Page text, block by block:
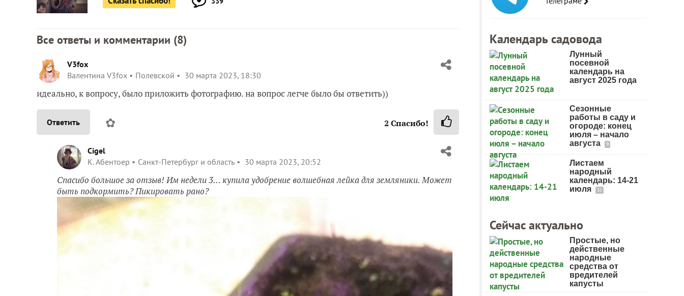
Все ответы и комментарии (8)
V3fox
Валентина V3fox
Полевской 30 марта 2023, 18:30
идеально, к вопросу, было приложить фотографию. на вопрос легче было бы ответить))
Ответить ✿ 2 Спасибо!
Cigel
К. Абентоер
Санкт-Петербург и область 30 марта 2023, 20:52
Спасибо большое за отзыв! Им недели 3… купила удобрение волшебная лейка для земляники. Может
быть подкормить? Пикировать рано?
Календарь садовода
Лунный
посевной
календарь на
август 2025 года
Сезонные
работы в саду и
огороде: конец
июля – начало
августа
9
Листаем
народный
календарь: 14-21
июля
31
Сейчас актуально
Простые, но
действенные
народные
средства от
вредителей
капусты